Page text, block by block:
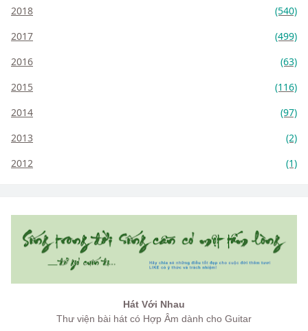
2018
(540)
2017
(499)
2016
(63)
2015
(116)
2014
(97)
2013
(2)
2012
(1)
Hát Với Nhau
Thư viện bài hát có Hợp Âm dành cho Guitar